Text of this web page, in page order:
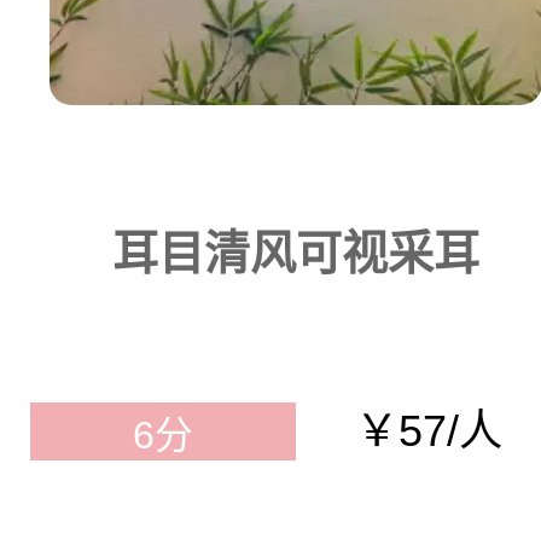
耳目清风可视采耳
6分 ￥57/人